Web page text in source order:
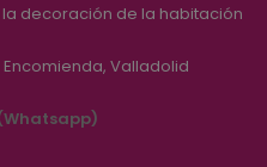
decoración de la habitación
Valladolid